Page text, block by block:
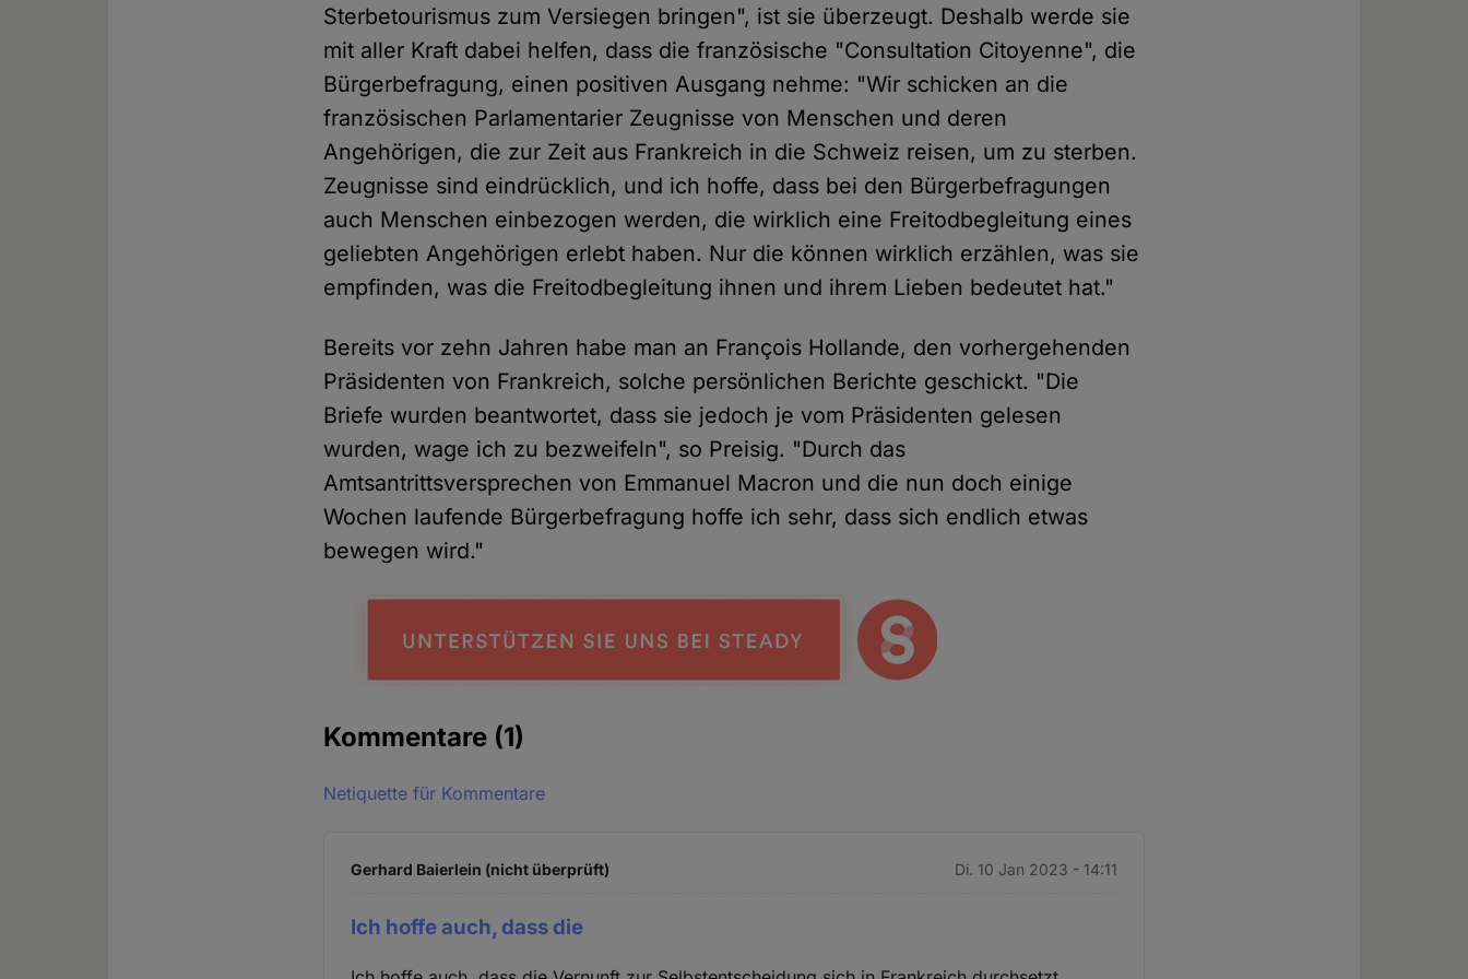
Sterbetourismus zum Versiegen bringen", ist sie überzeugt. Deshalb werde sie
mit aller Kraft dabei helfen, dass die französische "Consultation Citoyenne", die
Bürgerbefragung, einen positiven Ausgang nehme: "Wir schicken an die
französischen Parlamentarier Zeugnisse von Menschen und deren
Angehörigen, die zur Zeit aus Frankreich in die Schweiz reisen, um zu sterben.
Zeugnisse sind eindrücklich, und ich hoffe, dass bei den Bürgerbefragungen
auch Menschen einbezogen werden, die wirklich eine Freitodbegleitung eines
geliebten Angehörigen erlebt haben. Nur die können wirklich erzählen, was sie
empfinden, was die Freitodbegleitung ihnen und ihrem Lieben bedeutet hat."
Bereits vor zehn Jahren habe man an François Hollande, den vorhergehenden
Präsidenten von Frankreich, solche persönlichen Berichte geschickt. "Die
Briefe wurden beantwortet, dass sie jedoch je vom Präsidenten gelesen
wurden, wage ich zu bezweifeln", so Preisig. "Durch das
Amtsantrittsversprechen von Emmanuel Macron und die nun doch einige
Wochen laufende Bürgerbefragung hoffe ich sehr, dass sich endlich etwas
bewegen wird."
Kommentare (1)
Netiquette für Kommentare
Gerhard Baierlein (nicht überprüft) Di. 10 Jan 2023 - 14:11
Ich hoffe auch, dass die